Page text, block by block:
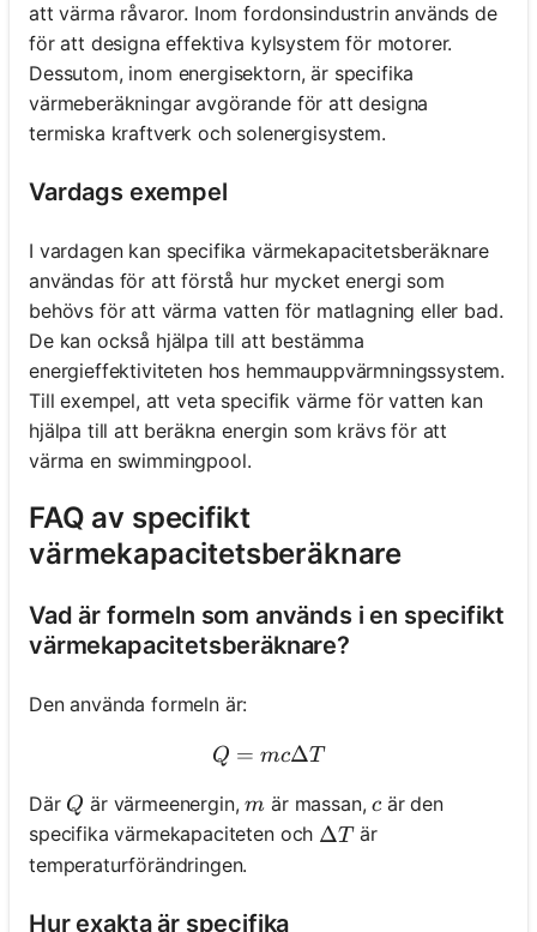
att värma råvaror. Inom fordonsindustrin används de
för att designa effektiva kylsystem för motorer.
Dessutom, inom energisektorn, är specifika
värmeberäkningar avgörande för att designa
termiska kraftverk och solenergisystem.
Vardags exempel
I vardagen kan specifika värmekapacitetsberäknare
användas för att förstå hur mycket energi som
behövs för att värma vatten för matlagning eller bad.
De kan också hjälpa till att bestämma
energieffektiviteten hos hemmauppvärmningssystem.
Till exempel, att veta specifik värme för vatten kan
hjälpa till att beräkna energin som krävs för att
värma en swimmingpool.
FAQ av specifikt
värmekapacitetsberäknare
Vad är formeln som används i en specifikt
värmekapacitetsberäknare?
Den använda formeln är:
Q = mc\Delta T
Q = mcΔT
Där Q
Q är värmeenergin,m
m är massan,c
c är den
specifika värmekapaciteten och \Delta T
ΔT är
temperaturförändringen.
Hur exakta är specifika